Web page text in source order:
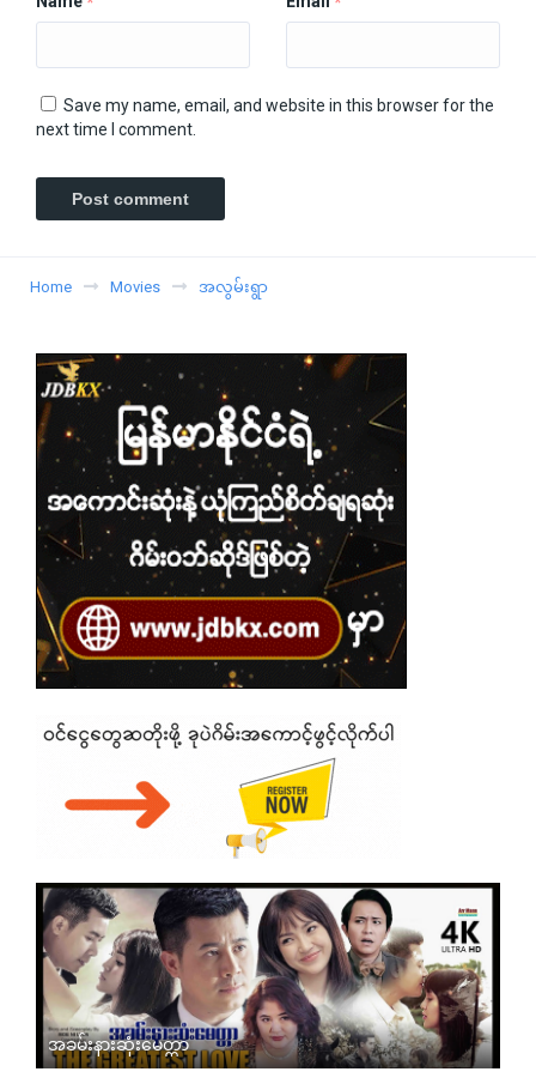
Save my name, email, and website in this browser for the
next time I comment.
Home Movies အလွမ်းရွာ
အခမ်းနားဆုံးမေတ္တာ